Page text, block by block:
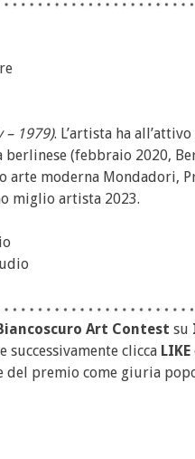
– 1979). L’artista ha
(febbraio 2020,
arte moderna Mondadori,
miglio artista 2023.
Art Contest su
successivamente clicca LIKE
del premio come giuria